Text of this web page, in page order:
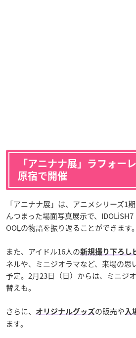
「アニナナ展」ラフォー
原宿で開催
「アニナナ展」は、アニメシリーズ1
んつまった場面写真展示で、
OOĻの物語を振り返ることができます。
また、アイドル16人の新規撮り下ろし
ネルや、ミニジオラマなど、来場の思
予定。2月23日（日）からは、ミニジ
替えも。
さらに、 オリジナルグッズ の販売や 入
ます。